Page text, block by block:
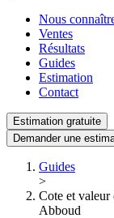
Nous
Ventes
Résultats
Guides
Estimation
Contact
Estimation gratuite
Demander une
Guides
>
Cote et valeur
Abboud